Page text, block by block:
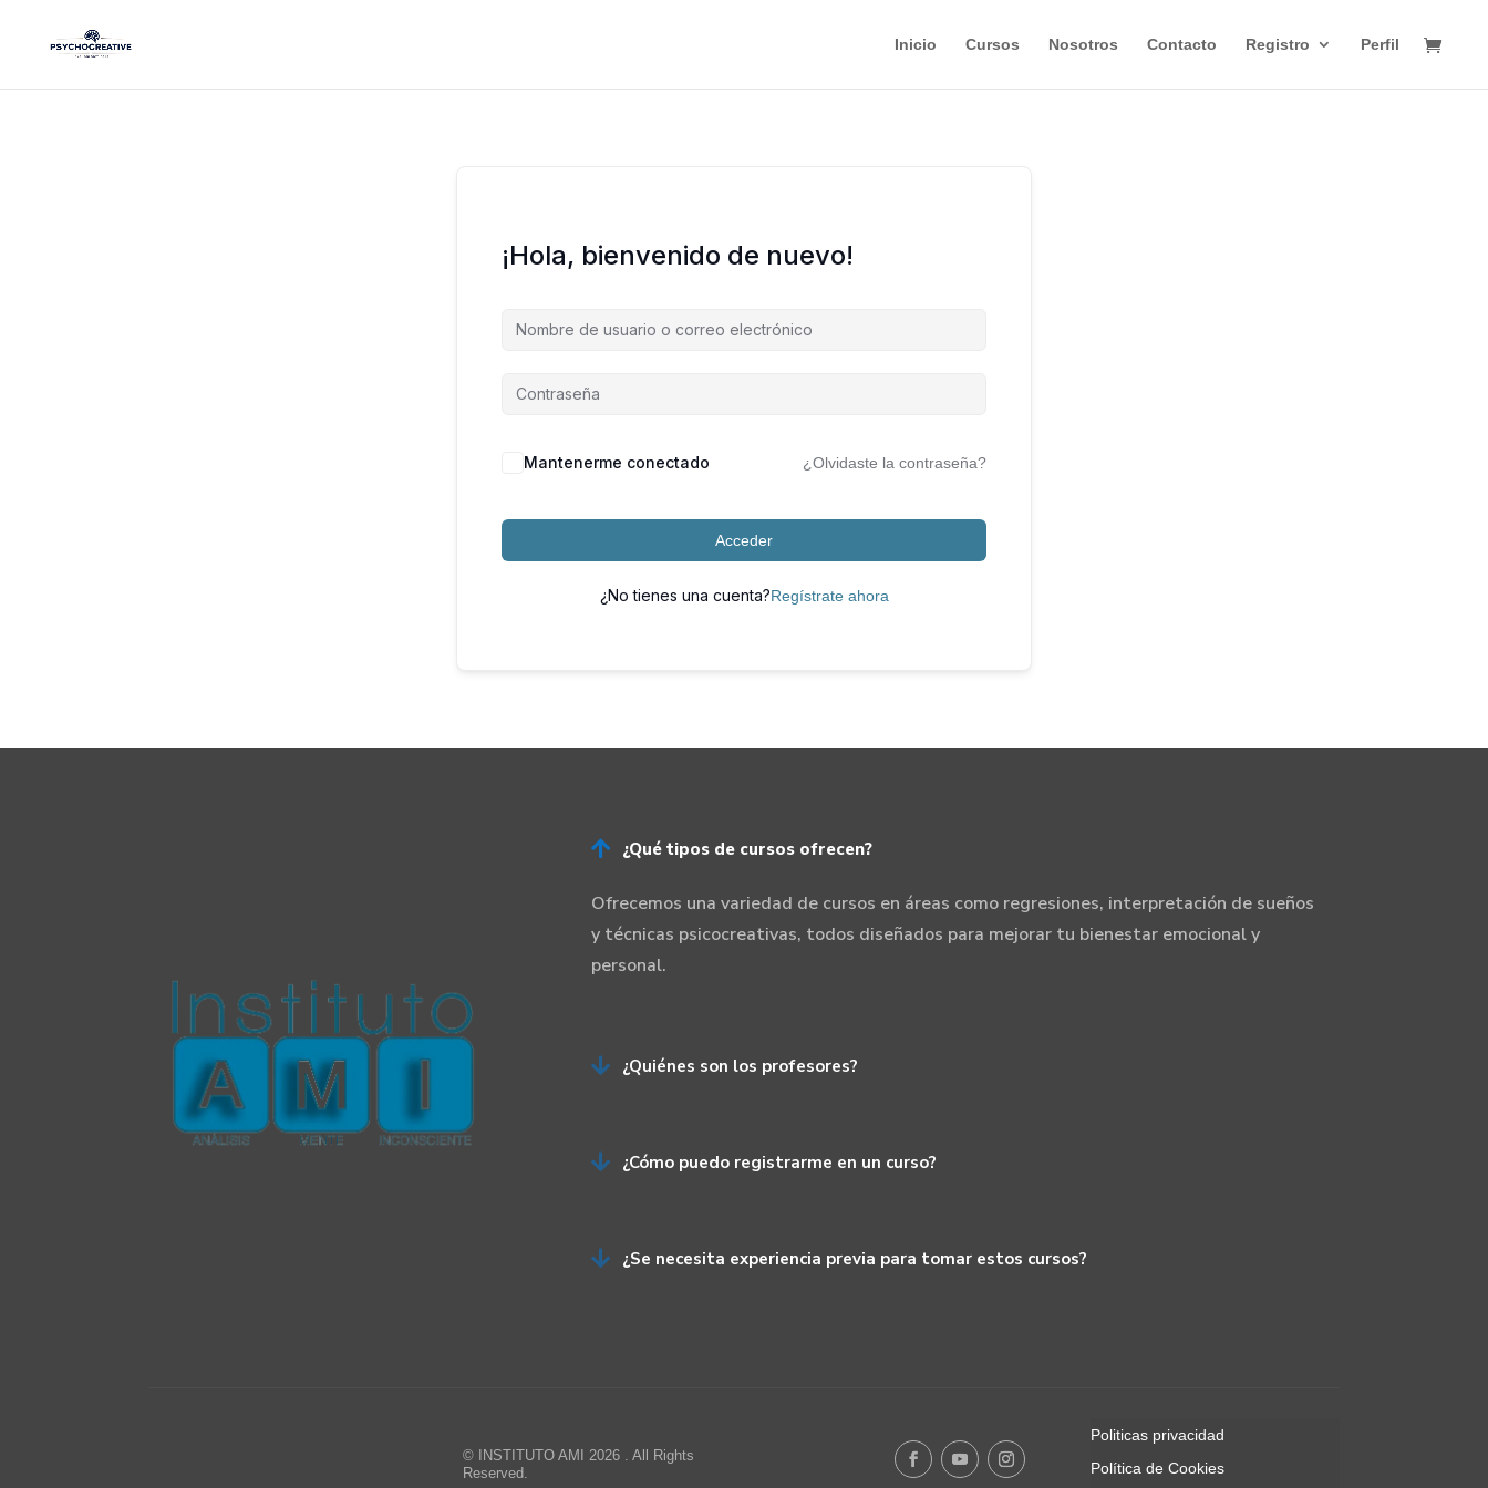
Inicio Cursos Nosotros Contacto Registro Perfil
¡Hola, bienvenido de nuevo!
Mantenerme conectado ¿Olvidaste la contraseña?
Acceder
¿No tienes una cuenta?Regístrate ahora
 ¿Qué tipos de cursos ofrecen?
Ofrecemos una variedad de cursos en áreas como regresiones, interpretación de sueños
y técnicas psicocreativas, todos diseñados para mejorar tu bienestar emocional y
personal.
 ¿Quiénes son los profesores?
 ¿Cómo puedo registrarme en un curso?
 ¿Se necesita experiencia previa para tomar estos cursos?
© INSTITUTO AMI 2026 . All Rights
Reserved.
Politicas privacidad
Política de Cookies